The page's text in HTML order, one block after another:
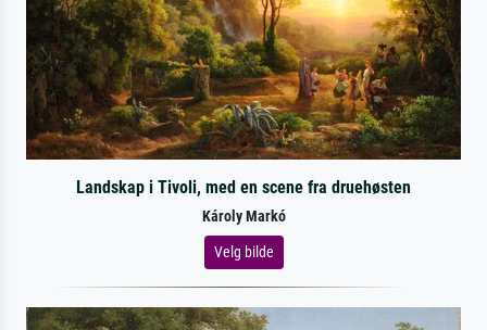
Landskap i Tivoli, med en scene fra druehøsten
Károly Markó
Velg bilde